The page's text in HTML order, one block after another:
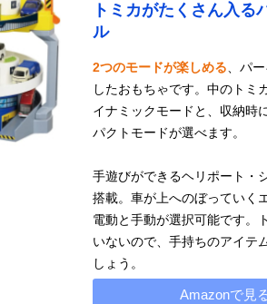
トミカがたくさん入る
ル
2つのモードが楽しめる、パ
したおもちゃです。中のトミ
イナミックモードと、収納時
パクトモードが選べます。
手遊びができるヘリポート・
搭載。車が上へのぼっていく
電動と手動が選択可能です。
いないので、手持ちのアイテ
しょう。
Amazonで見